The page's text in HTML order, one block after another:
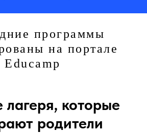
программы
на портале
Educamp
лагеря, которые
родители